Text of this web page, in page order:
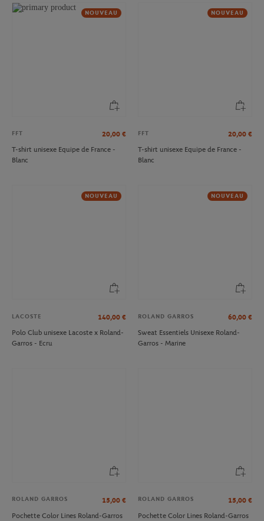
NOUVEAU
FFT 20,00 €
T-shirt unisexe Equipe de France -
Blanc
NOUVEAU
FFT 20,00 €
T-shirt unisexe Equipe de France -
Blanc
NOUVEAU
LACOSTE 140,00 €
Polo Club unisexe Lacoste x Roland-
Garros - Ecru
NOUVEAU
ROLAND GARROS 60,00 €
Sweat Essentiels Unisexe Roland-
Garros - Marine
ROLAND GARROS 15,00 €
Pochette Color Lines Roland-Garros
ROLAND GARROS 15,00 €
Pochette Color Lines Roland-Garros